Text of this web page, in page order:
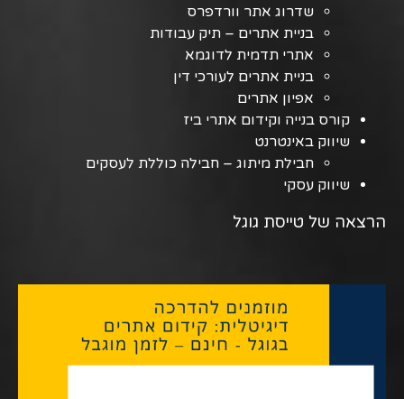
שדרוג אתר וורדפרס
בניית אתרים – תיק עבודות
אתרי תדמית לדוגמא
בניית אתרים לעורכי דין
אפיון אתרים
קורס בנייה וקידום אתרי ביז
שיווק באינטרנט
חבילת מיתוג – חבילה כוללת לעסקים
שיווק עסקי
הרצאה של טייסת גוגל